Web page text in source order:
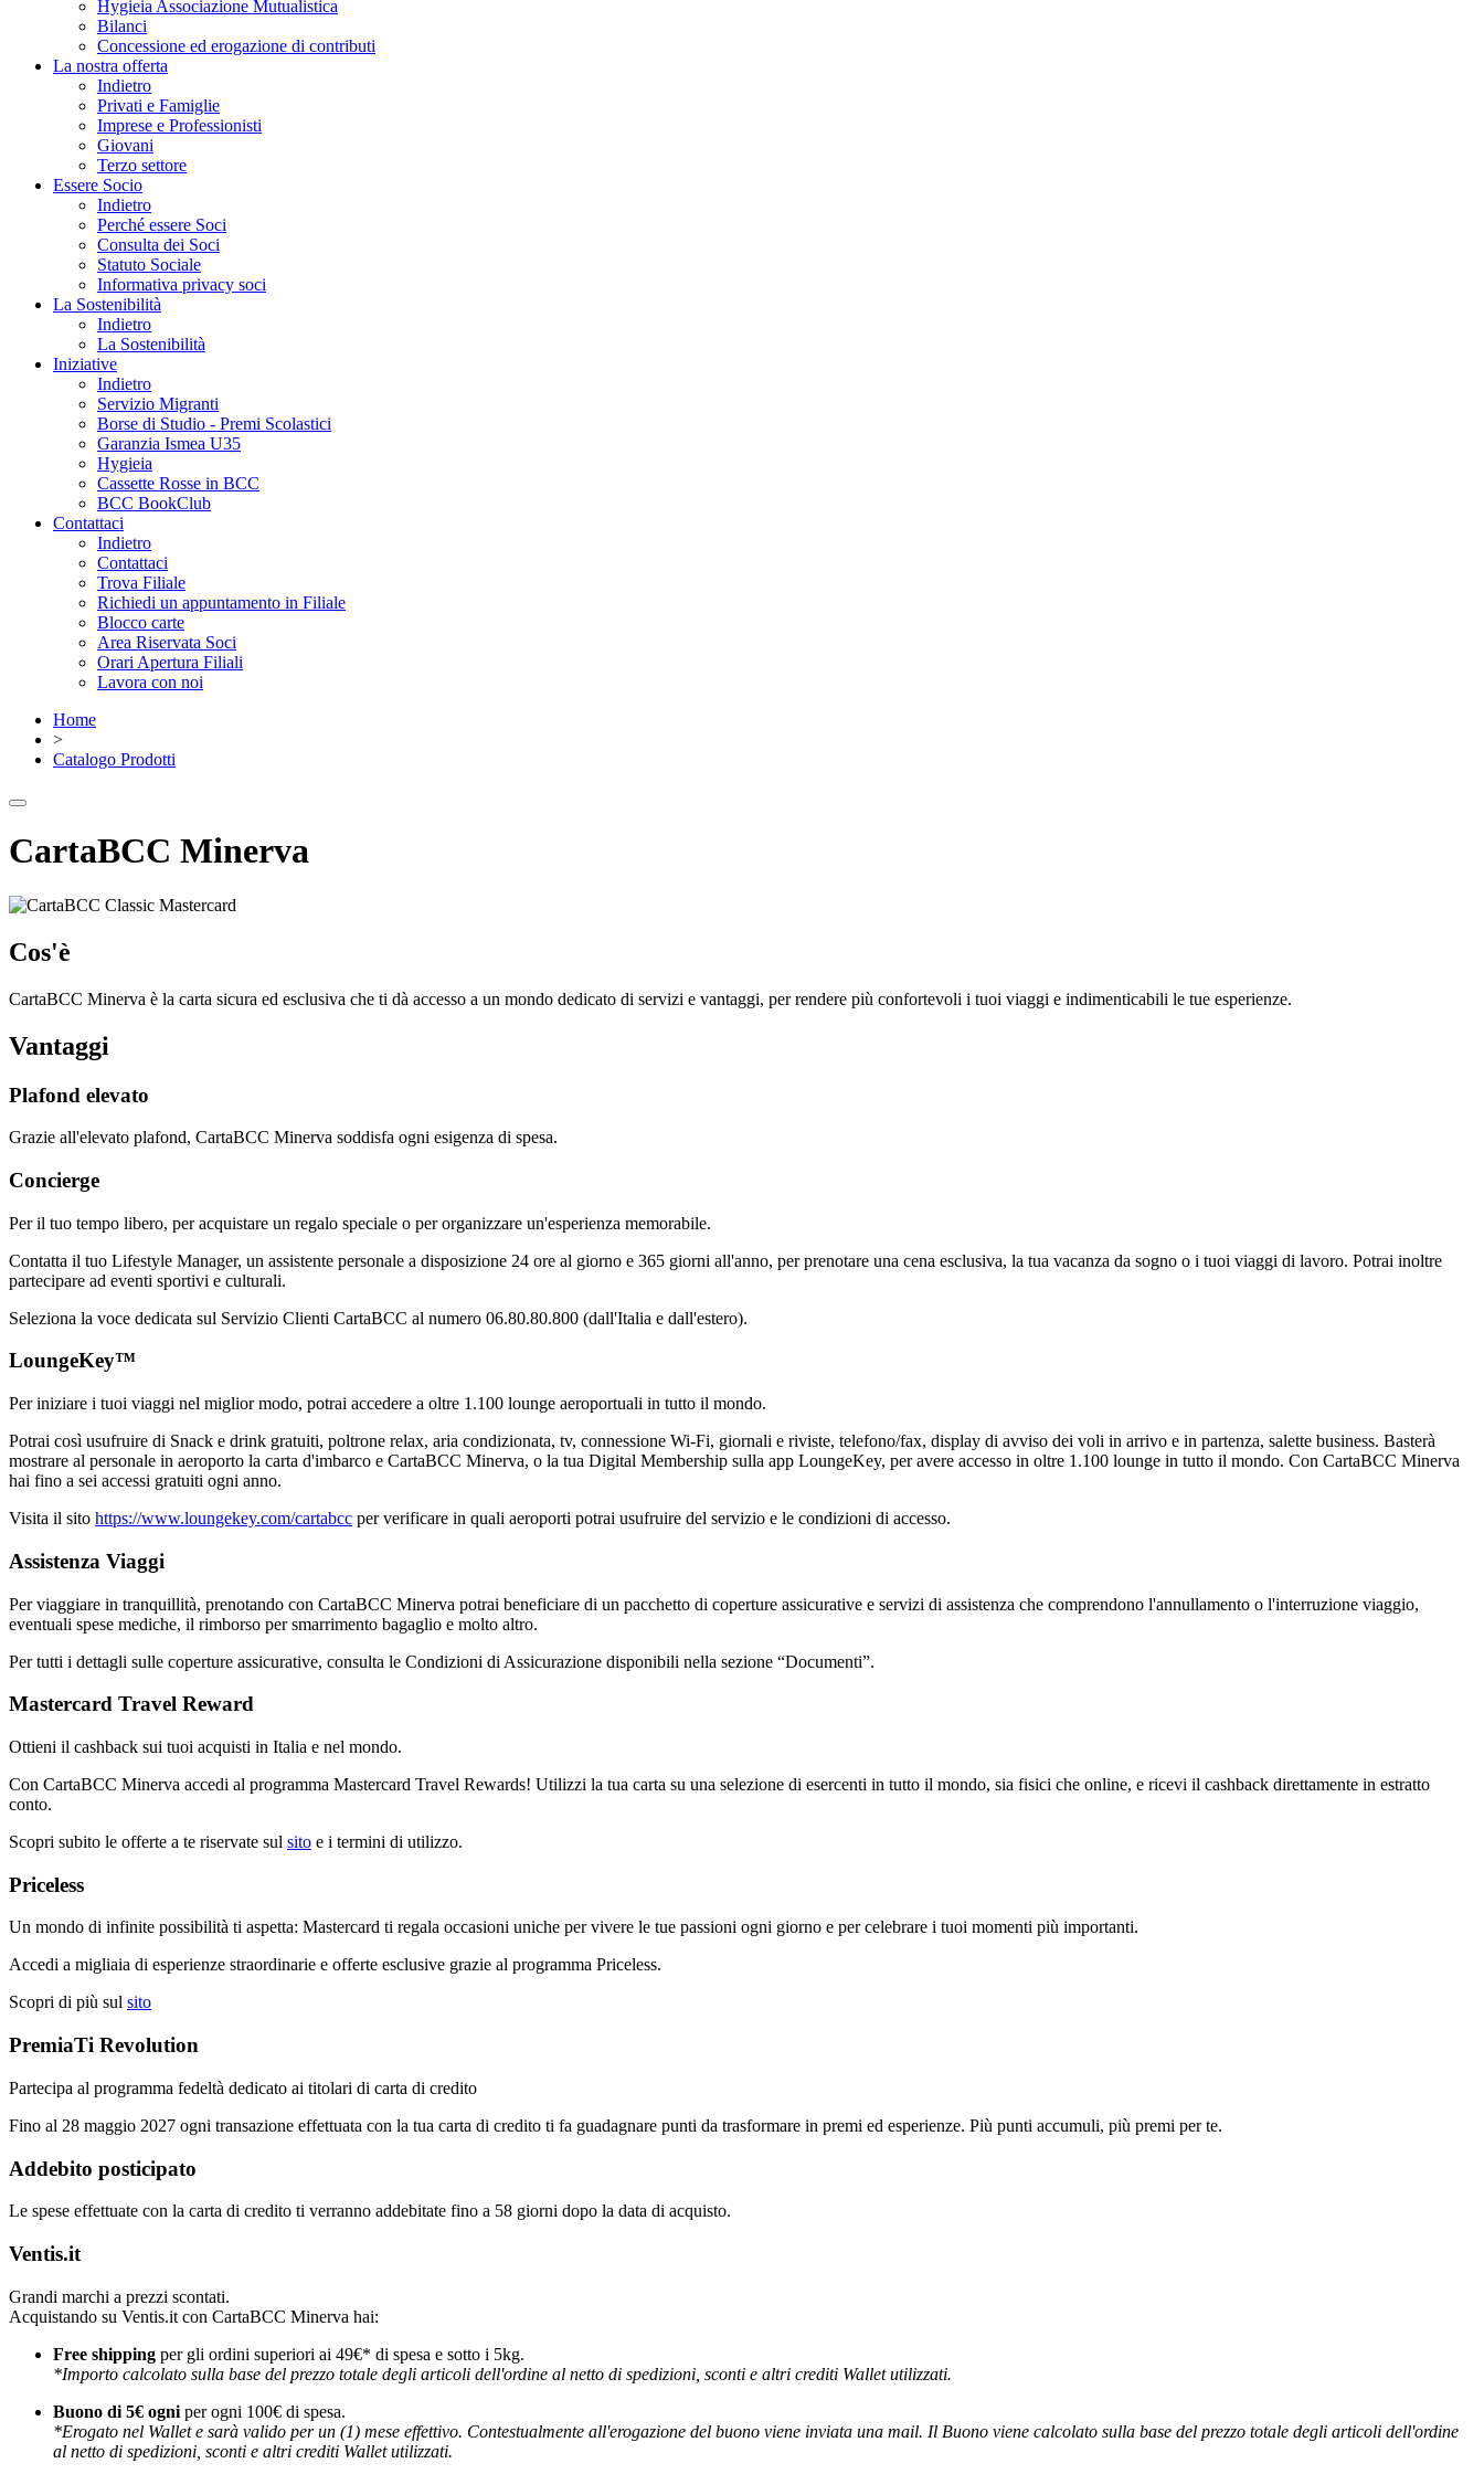
Hygieia Associazione Mutualistica
Bilanci
Concessione ed erogazione di contributi
La nostra offerta
Indietro
Privati e Famiglie
Imprese e Professionisti
Giovani
Terzo settore
Essere Socio
Indietro
Perché essere Soci
Consulta dei Soci
Statuto Sociale
Informativa privacy soci
La Sostenibilità
Indietro
La Sostenibilità
Iniziative
Indietro
Servizio Migranti
Borse di Studio - Premi Scolastici
Garanzia Ismea U35
Hygieia
Cassette Rosse in BCC
BCC BookClub
Contattaci
Indietro
Contattaci
Trova Filiale
Richiedi un appuntamento in Filiale
Blocco carte
Area Riservata Soci
Orari Apertura Filiali
Lavora con noi
Home
>
Catalogo Prodotti
CartaBCC Minerva
Cos'è
CartaBCC Minerva è la carta sicura ed esclusiva che ti dà accesso a un mondo dedicato di servizi e vantaggi, per rendere più confortevoli i tuoi viaggi e indimenticabili le tue esperienze.
Vantaggi
Plafond elevato
Grazie all'elevato plafond, CartaBCC Minerva soddisfa ogni esigenza di spesa.
Concierge
Per il tuo tempo libero, per acquistare un regalo speciale o per organizzare un'esperienza memorabile.
Contatta il tuo Lifestyle Manager, un assistente personale a disposizione 24 ore al giorno e 365 giorni all'anno, per prenotare una cena esclusiva, la tua vacanza da sogno o i tuoi viaggi di lavoro. Potrai inoltre
partecipare ad eventi sportivi e culturali.
Seleziona la voce dedicata sul Servizio Clienti CartaBCC al numero 06.80.80.800 (dall'Italia e dall'estero).
LoungeKey™
Per iniziare i tuoi viaggi nel miglior modo, potrai accedere a oltre 1.100 lounge aeroportuali in tutto il mondo.
Potrai così usufruire di Snack e drink gratuiti, poltrone relax, aria condizionata, tv, connessione Wi-Fi, giornali e riviste, telefono/fax, display di avviso dei voli in arrivo e in partenza, salette business. Basterà
mostrare al personale in aeroporto la carta d'imbarco e CartaBCC Minerva, o la tua Digital Membership sulla app LoungeKey, per avere accesso in oltre 1.100 lounge in tutto il mondo. Con CartaBCC Minerva
hai fino a sei accessi gratuiti ogni anno.
Visita il sito https://www.loungekey.com/cartabcc per verificare in quali aeroporti potrai usufruire del servizio e le condizioni di accesso.
Assistenza Viaggi
Per viaggiare in tranquillità, prenotando con CartaBCC Minerva potrai beneficiare di un pacchetto di coperture assicurative e servizi di assistenza che comprendono l'annullamento o l'interruzione viaggio,
eventuali spese mediche, il rimborso per smarrimento bagaglio e molto altro.
Per tutti i dettagli sulle coperture assicurative, consulta le Condizioni di Assicurazione disponibili nella sezione “Documenti”.
Mastercard Travel Reward
Ottieni il cashback sui tuoi acquisti in Italia e nel mondo.
Con CartaBCC Minerva accedi al programma Mastercard Travel Rewards! Utilizzi la tua carta su una selezione di esercenti in tutto il mondo, sia fisici che online, e ricevi il cashback direttamente in estratto
conto.
Scopri subito le offerte a te riservate sul sito e i termini di utilizzo.
Priceless
Un mondo di infinite possibilità ti aspetta: Mastercard ti regala occasioni uniche per vivere le tue passioni ogni giorno e per celebrare i tuoi momenti più importanti.
Accedi a migliaia di esperienze straordinarie e offerte esclusive grazie al programma Priceless.
Scopri di più sul sito
PremiaTi Revolution
Partecipa al programma fedeltà dedicato ai titolari di carta di credito
Fino al 28 maggio 2027 ogni transazione effettuata con la tua carta di credito ti fa guadagnare punti da trasformare in premi ed esperienze. Più punti accumuli, più premi per te.
Addebito posticipato
Le spese effettuate con la carta di credito ti verranno addebitate fino a 58 giorni dopo la data di acquisto.
Ventis.it
Grandi marchi a prezzi scontati.
Acquistando su Ventis.it con CartaBCC Minerva hai:
Free shipping per gli ordini superiori ai 49€* di spesa e sotto i 5kg.
*Importo calcolato sulla base del prezzo totale degli articoli dell'ordine al netto di spedizioni, sconti e altri crediti Wallet utilizzati.
Buono di 5€ ogni per ogni 100€ di spesa.
*Erogato nel Wallet e sarà valido per un (1) mese effettivo. Contestualmente all'erogazione del buono viene inviata una mail. Il Buono viene calcolato sulla base del prezzo totale degli articoli dell'ordine
al netto di spedizioni, sconti e altri crediti Wallet utilizzati.